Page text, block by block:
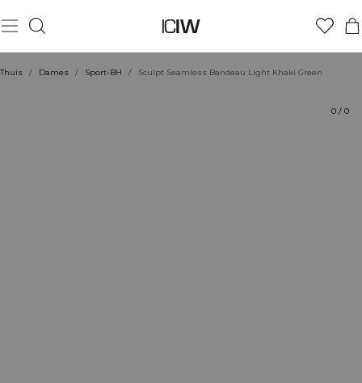
Thuis / Dames / Sport-BH / Sculpt Seamless Bandeau Light Khaki Green
0 / 0